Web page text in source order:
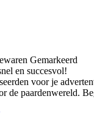
Gemarkeerd
en succesvol!
voor je
de paardenwereld.